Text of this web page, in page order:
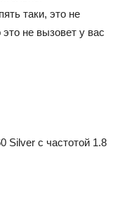
таки, это не
не вызовет у вас
Silver с частотой 1.8